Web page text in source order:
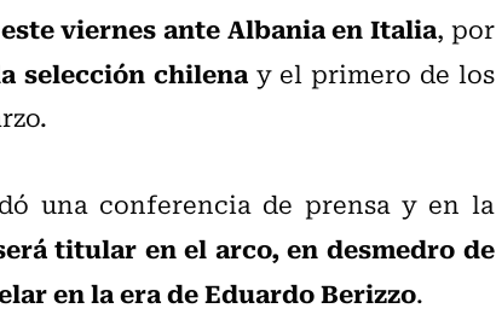
viernes ante Albania en Italia, por
selección chilenay el primero de los
una conferencia de prensa y en la
titular en el arco, en desmedro de
en la era de Eduardo Berizzo.